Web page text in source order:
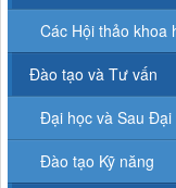
Các Hội thảo khoa
Đào tạo và Tư vấn
Đại học và Sau Đại
Đào tạo Kỹ năng